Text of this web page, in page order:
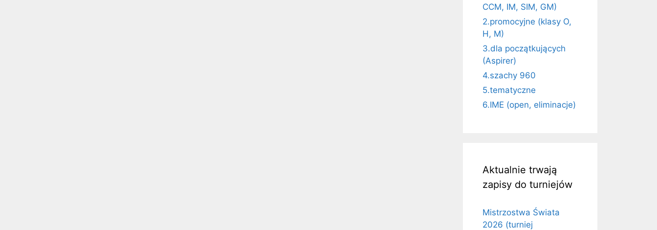
CCM, IM, SIM, GM)
2.promocyjne (klasy O,
H, M)
3.dla początkujących
(Aspirer)
4.szachy 960
5.tematyczne
6.IME (open, eliminacje)
Aktualnie trwają
zapisy do turniejów
Mistrzostwa Świata
2026 (turniej